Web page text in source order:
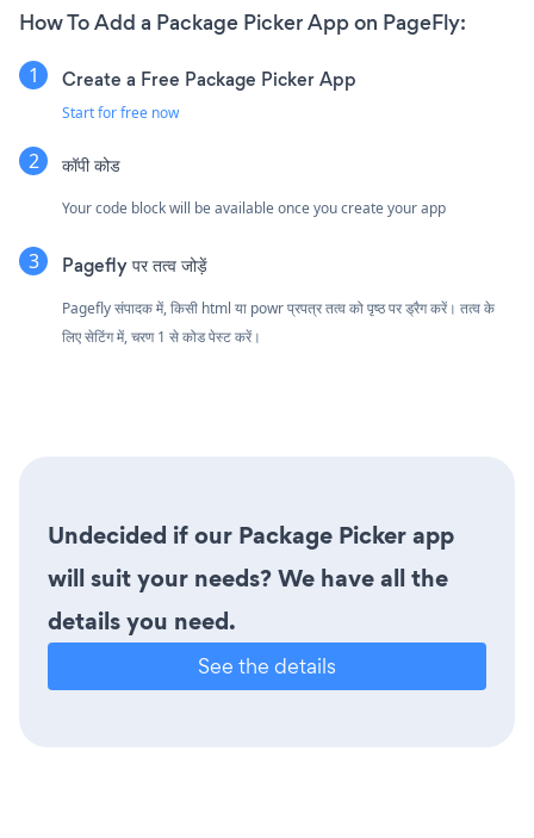
How To Add a Package Picker App on PageFly:
Create a Free Package Picker App
Start for free now
कॉपी कोड
Your code block will be available once you create your app
Pagefly पर तत्व जोड़ें
Pagefly संपादक में, किसी html या powr प्रपत्र तत्व को पृष्ठ पर ड्रैग करें। तत्व के
लिए सेटिंग में, चरण 1 से कोड पेस्ट करें।
Undecided if our Package Picker app
will suit your needs? We have all the
details you need.
See the details